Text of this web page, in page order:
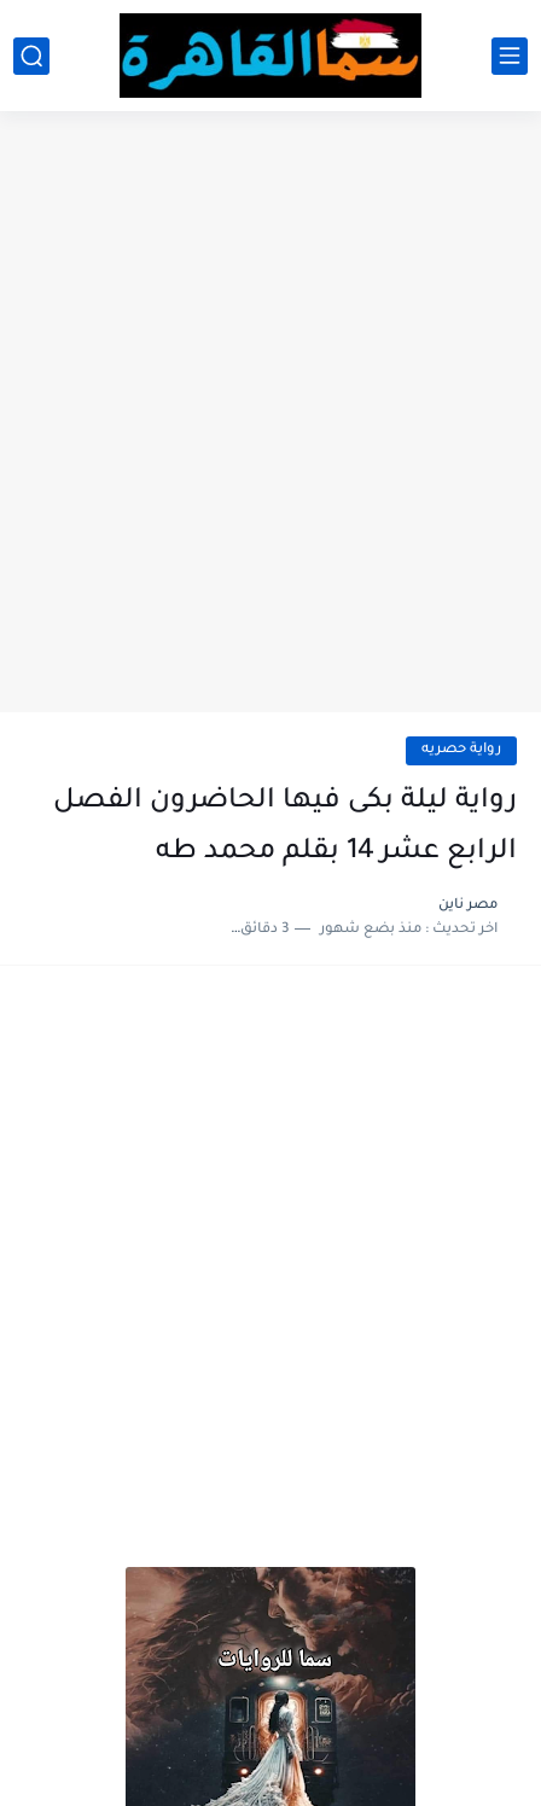
رواية حصريه
رواية ليلة بكى فيها الحاضرون الفصل
الرابع عشر 14 بقلم محمد طه
مصر ناين
اخر تحديث :منذ بضع شهور 3 دقائق للقراءة